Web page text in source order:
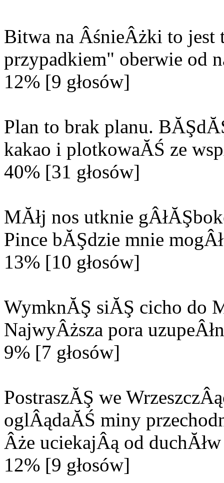
Bitwa na ÂśnieÂżki to jest
przypadkiem" oberwie od
12% [9 głosów]
Plan to brak planu.
kakao i plotkowaĂŚ ze
40% [31 głosów]
MĂłj nos utknie
Pince bĂŞdzie mnie
13% [10 głosów]
WymknĂŞ siĂŞ cicho do
NajwyÂższa pora
9% [7 głosów]
PostraszĂŞ we
oglÂądaĂŚ miny
Âże uciekajÂą od
12% [9 głosów]